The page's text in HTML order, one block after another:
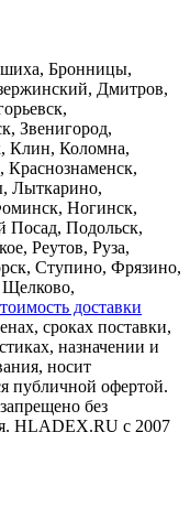
Бронницы,
Дмитров,
Звенигород,
Клин, Коломна,
Краснознаменск,
Лыткарино,
Ногинск,
Посад, Подольск,
Реутов, Руза,
Ступино, Фрязино,
доставки
сроках поставки,
назначении и
носит
публичной офертой.
без
HLADEX.RU c 2007